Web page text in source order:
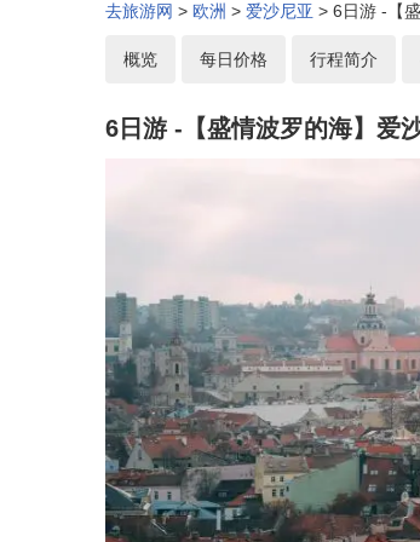
去旅游网 > 欧洲 > 爱沙尼亚 > 6日游 -【
概览 每日价格 行程简介
6日游 -【盛情波罗的海】爱